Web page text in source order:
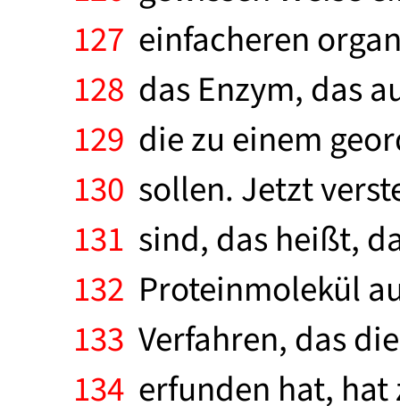
127 einfacheren
128 das Enzym, das
129 die zu einem
130 sollen. Jetzt
131 sind, das heißt,
132 Proteinmolekül
133 Verfahren, das
134 erfunden hat,